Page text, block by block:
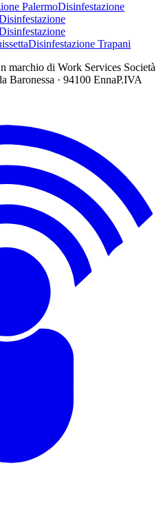
PalermoDisinfestazione
Disinfestazione Trapani
marchio di Work Services Società
Baronessa · 94100 EnnaP.IVA